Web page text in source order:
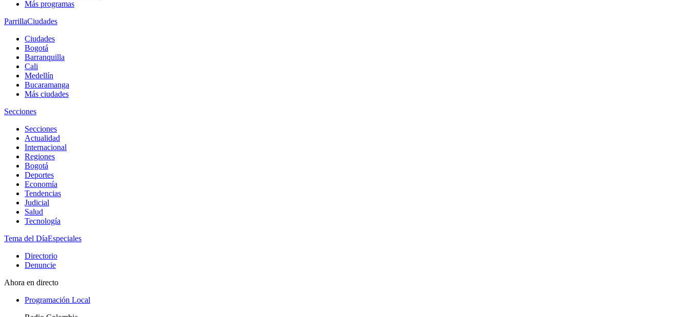
Más programas
ParrillaCiudades
Ciudades
Bogotá
Barranquilla
Cali
Medellín
Bucaramanga
Más ciudades
Secciones
Secciones
Actualidad
Internacional
Regiones
Bogotá
Deportes
Economía
Tendencias
Judicial
Salud
Tecnología
Tema del DíaEspeciales
Directorio
Denuncie
Ahora en directo
Programación Local